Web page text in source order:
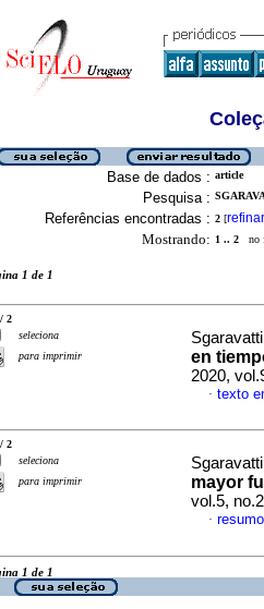
Base de dados : article
Pesquisa :
Referências encontradas : 2 [refinar
Mostrando: 1 .. 2 no
1 de 1
2
seleciona
para imprimir
en
2020,
· texto
2
seleciona
para imprimir
mayor
vol.5,
·
1 de 1